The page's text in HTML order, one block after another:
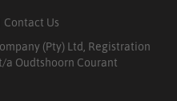
Contact Us
(Pty) Ltd, Registration
a Oudtshoorn Courant